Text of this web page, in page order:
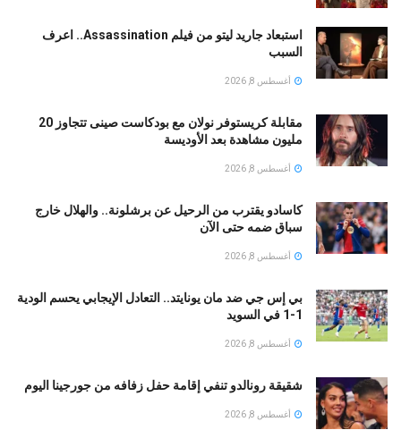
استبعاد جاريد ليتو من فيلم Assassination.. اعرف
السبب
أغسطس 8, 2026
مقابلة كريستوفر نولان مع بودكاست صينى تتجاوز 20
مليون مشاهدة بعد الأوديسة
أغسطس 8, 2026
كاسادو يقترب من الرحيل عن برشلونة.. والهلال خارج
سباق ضمه حتى الآن
أغسطس 8, 2026
بي إس جي ضد مان يونايتد.. التعادل الإيجابي يحسم الودية
1-1 في السويد
أغسطس 8, 2026
شقيقة رونالدو تنفي إقامة حفل زفافه من جورجينا اليوم
أغسطس 8, 2026